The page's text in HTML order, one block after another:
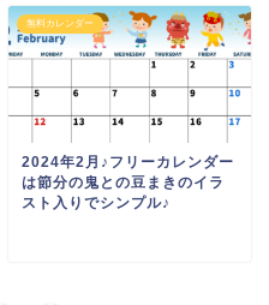
無料カレンダー
2024年2月♪フリーカレンダー
は節分の鬼との豆まきのイラ
スト入りでシンプル♪